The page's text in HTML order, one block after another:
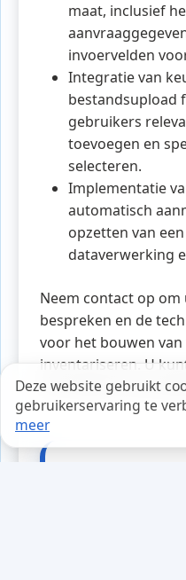
maat, inclusief
invoervelden
Integratie van
bestandsupload
gebruikers
toevoegen en
selecteren.
Implementatie
automatisch
opzetten van
dataverwerking
Neem contact op
bespreken en de
voor het bouwen
inventariseren. U
aanvragen om de
Deze website gebruikt
gebruikerservaring te
meer